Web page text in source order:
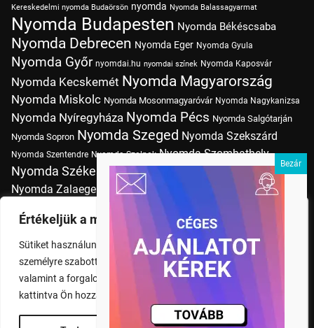
Értékeljük a magánéletét
Sütiket használunk a böngészési élmény fokozására,
személyre szabott hirdetések vagy tartalmak megjelenítésére,
valamint a forgalom elemzésére. A "Mindent elfogad" gombra
kattintva Ön hozzájárul a cookie-k használatához.
Kereskedelmi nyomda Budaörsön nyomda Nyomda Balassagyarmat
Nyomda Budapesten Nyomda Békéscsaba
Nyomda Debrecen Nyomda Eger Nyomda Gyula
Nyomda Győr nyomdai.hu nyomdai színek Nyomda Kaposvár
Nyomda Kecskemét Nyomda Magyarország
Nyomda Miskolc Nyomda Mosonmagyaróvár Nyomda Nagykanizsa
Nyomda Nyíregyháza Nyomda Pécs Nyomda Salgótarján
Nyomda Sopron Nyomda Szeged Nyomda Szekszárd
Nyomda Szentendre Nyomda Szolnok Nyomda Szombathely
Nyomda Székesfehérvár Nyomda Tatabánya Nyomda Vác
Nyomda Zalaegerszeg Nyomda Érd nyomtatás
Nyomtatás Budapesten
Pólónyomtatás Budapesten Szitanyomda Budapesten
Tudásbázis